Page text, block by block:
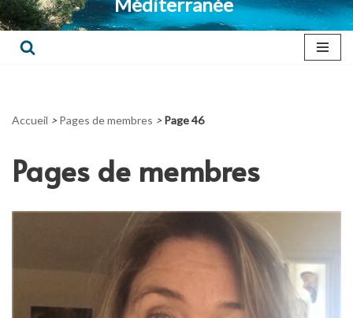
Accueil > Pages de membres > Page 46
Pages de membres